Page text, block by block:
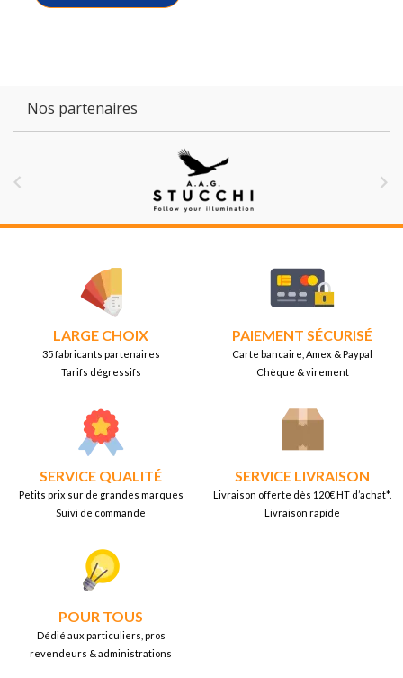
Nos partenaires
 
LARGE CHOIX
35 fabricants partenaires
Tarifs dégressifs
PAIEMENT SÉCURISÉ
Carte bancaire, Amex & Paypal
Chèque & virement
SERVICE QUALITÉ
Petits prix sur de grandes marques
Suivi de commande
SERVICE LIVRAISON
Livraison offerte dès 120€ HT d’achat*.
Livraison rapide
POUR TOUS
Dédié aux particuliers, pros
revendeurs & administrations